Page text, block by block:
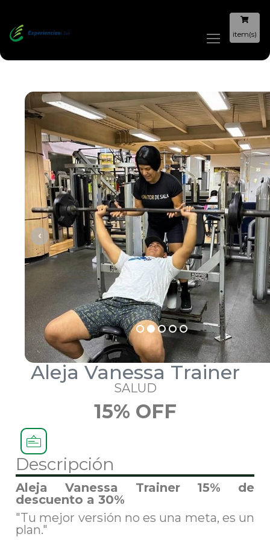
item(s)
‹
Aleja Vanessa Trainer
SALUD
15% OFF
Descripción
Aleja Vanessa Trainer 15% de
descuento a 30%
"Tu mejor versión no es una meta, es un
plan."